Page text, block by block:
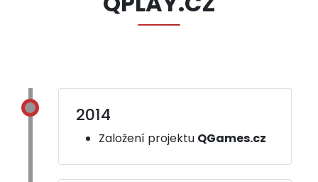
2014
Založení projektu QGames.cz